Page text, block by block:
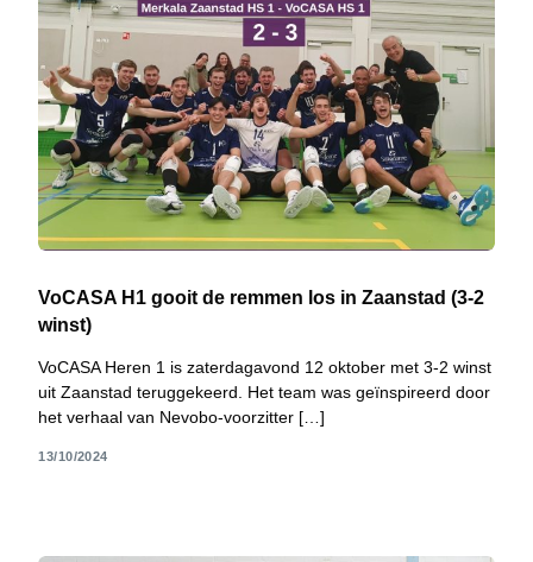
VoCASA H1 gooit de remmen los in Zaanstad (3-2
winst)
VoCASA Heren 1 is zaterdagavond 12 oktober met 3-2 winst
uit Zaanstad teruggekeerd. Het team was geïnspireerd door
het verhaal van Nevobo-voorzitter […]
13/10/2024